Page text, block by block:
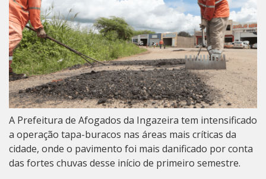
A Prefeitura de Afogados da Ingazeira tem intensificado
a operação tapa-buracos nas áreas mais críticas da
cidade, onde o pavimento foi mais danificado por conta
das fortes chuvas desse início de primeiro semestre.